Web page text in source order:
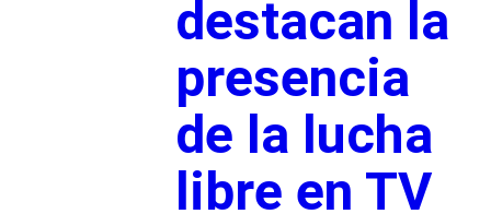
destacan la
presencia
de la lucha
libre en TV